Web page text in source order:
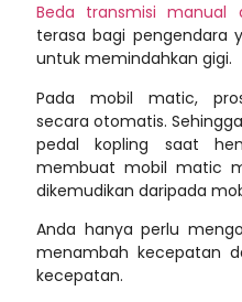
Beda transmisi manual
terasa bagi pengendara
untuk memindahkan gigi.
Pada mobil matic,
secara otomatis.
pedal kopling saat
membuat mobil matic
dikemudikan daripada
Anda hanya perlu
menambah kecepatan
kecepatan.